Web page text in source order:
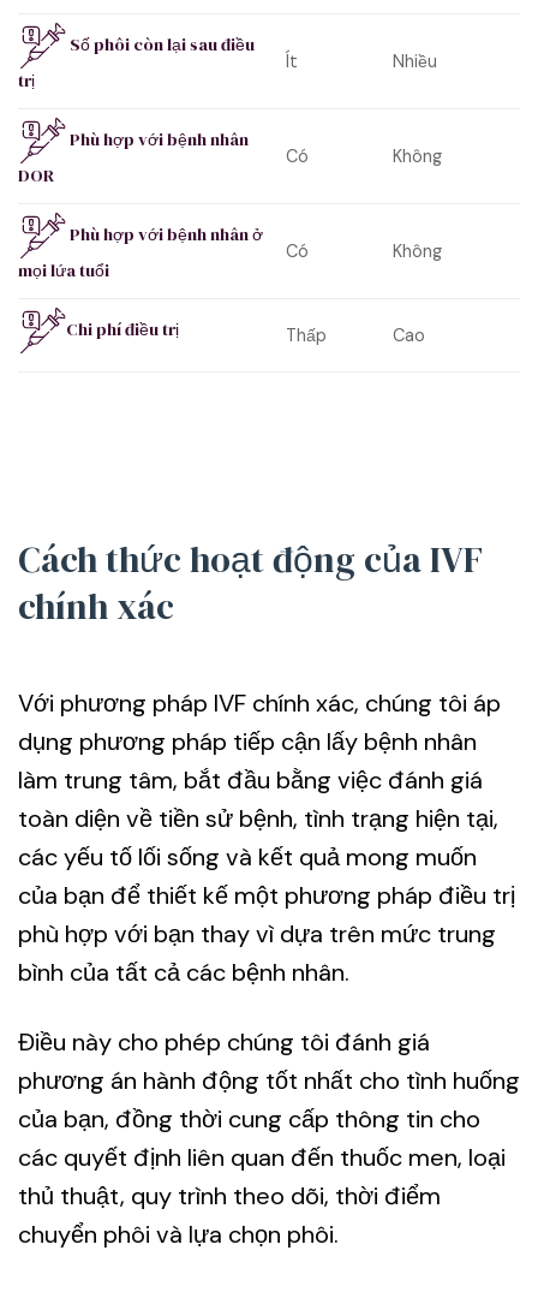
Số phôi còn lại sau điều
trị
Ít Nhiều
Phù hợp với bệnh nhân
DOR
Có Không
Phù hợp với bệnh nhân ở
mọi lứa tuổi
Có Không
Chi phí điều trị Thấp Cao
Cách thức hoạt động của IVF
chính xác
Với phương pháp IVF chính xác, chúng tôi áp
dụng phương pháp tiếp cận lấy bệnh nhân
làm trung tâm, bắt đầu bằng việc đánh giá
toàn diện về tiền sử bệnh, tình trạng hiện tại,
các yếu tố lối sống và kết quả mong muốn
của bạn để thiết kế một phương pháp điều trị
phù hợp với bạn thay vì dựa trên mức trung
bình của tất cả các bệnh nhân.
Điều này cho phép chúng tôi đánh giá
phương án hành động tốt nhất cho tình huống
của bạn, đồng thời cung cấp thông tin cho
các quyết định liên quan đến thuốc men, loại
thủ thuật, quy trình theo dõi, thời điểm
chuyển phôi và lựa chọn phôi.